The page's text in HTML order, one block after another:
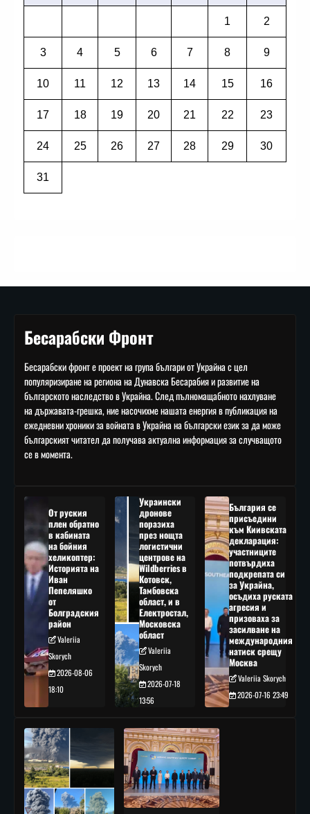
1 2
3 4 5 6 7 8 9
10 11 12 13 14 15 16
17 18 19 20 21 22 23
24 25 26 27 28 29 30
31
Бесарабски Фронт
Бесарабски фронт е проект на група българи от Украйна с цел
популяризиране на региона на Дунавска Бесарабия и развитие на
българското наследство в Украйна. След пълномащабното нахлуване
на държавата-грешка, ние насочихме нашата енергия в публикация на
ежедневни хроники за войната в Украйна на български език за да може
българският читател да получава актуална информация за случващото
се в момента.
От руския
плен обратно
в кабината
на бойния
хеликоптер:
Историята на
Иван
Пепеляшко
от
Болградския
район
Valeriia
Skorych
2026-08-06
18:10
Украински
дронове
поразиха
през нощта
логистични
центрове на
Wildberries в
Котовск,
Тамбовска
област, и в
Електростал,
Московска
област
Valeriia
Skorych
2026-07-18
13:56
България се
присъедини
към Киивската
декларация:
участниците
потвърдиха
подкрепата си
за Украйна,
осъдиха руската
агресия и
призоваха за
засилване на
международния
натиск срещу
Москва
Valeriia Skorych
2026-07-16 23:49